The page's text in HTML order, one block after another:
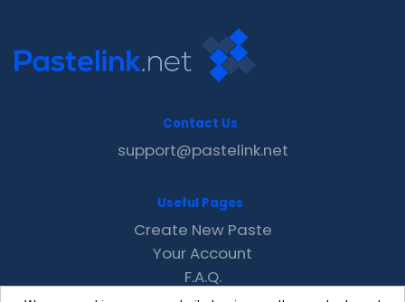
Contact Us
support@pastelink.net
Useful Pages
Create New Paste
Your Account
F.A.Q.